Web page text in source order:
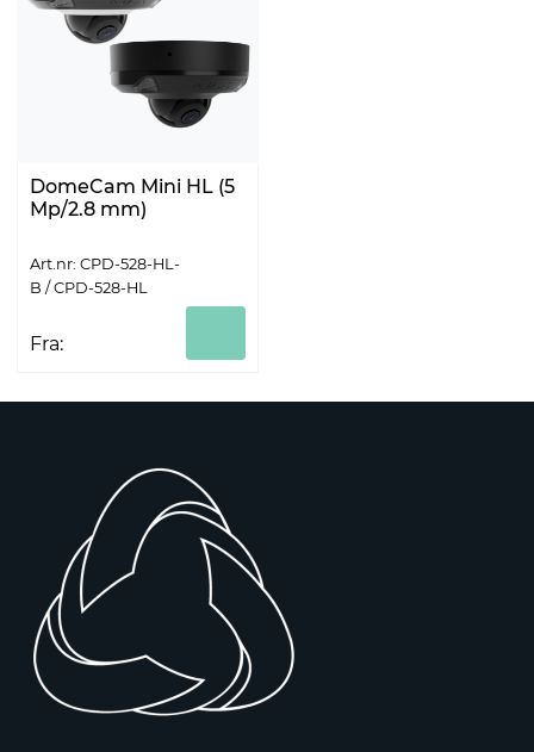
DomeCam Mini HL (5
Mp/2.8 mm)
Art.nr: CPD-528-HL-
B / CPD-528-HL
Fra: